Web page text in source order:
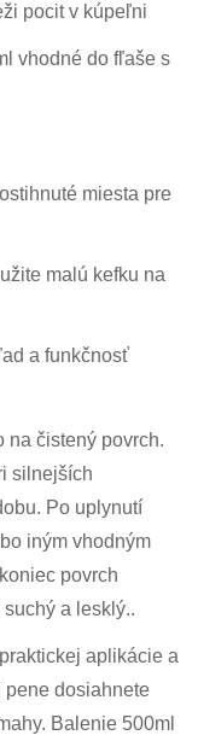
pocit v kúpeľni
vhodné do fľaše s
miesta pre
malú kefku na
a funkčnosť
na čistený povrch.
silnejších
Po uplynutí
iným vhodným
povrch
a lesklý..
aplikácie a
dosiahnete
Balenie 500ml